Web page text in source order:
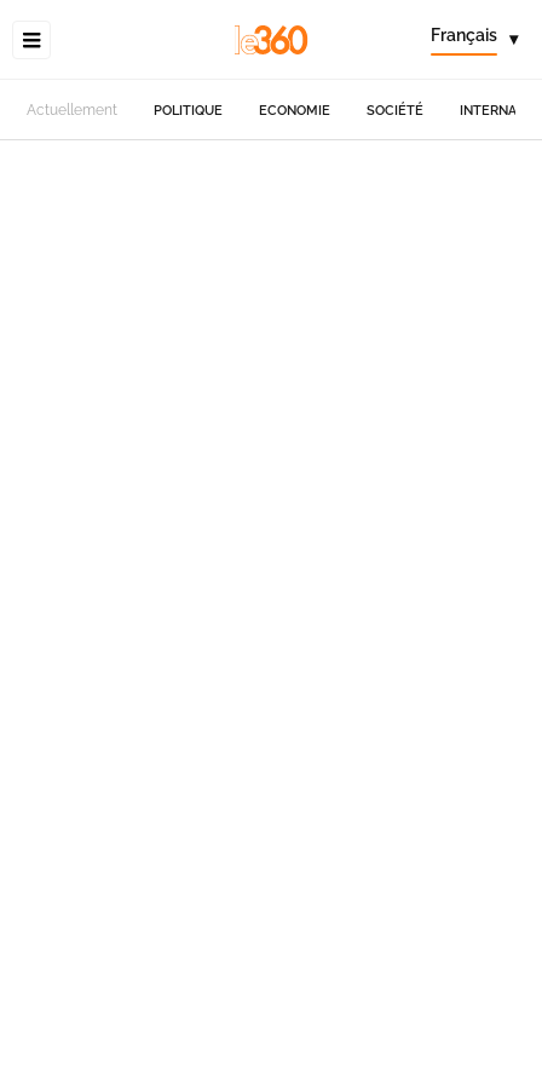
Français ▾
Actuellement POLITIQUE ECONOMIE SOCIÉTÉ